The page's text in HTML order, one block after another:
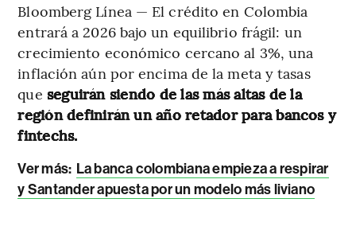
Bloomberg Línea — El crédito en Colombia
entrará a 2026 bajo un equilibrio frágil: un
crecimiento económico cercano al 3%, una
inflación aún por encima de la meta y tasas
que seguirán siendo de las más altas de la
región definirán un año retador para bancos y
fintechs.
Ver más: La banca colombiana empieza a respirar
y Santander apuesta por un modelo más liviano